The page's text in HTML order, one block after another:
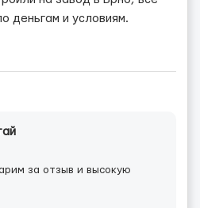
деньгам и условиям.
за отзыв и высокую